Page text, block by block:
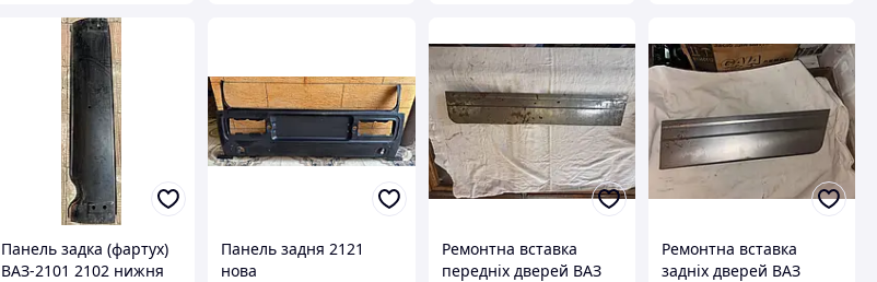
Панель задка (фартух)
ВАЗ-2101 2102 нижня
Панель задня 2121
нова
Ремонтна вставка
передніх дверей ВАЗ
Ремонтна вставка
задніх дверей ВАЗ